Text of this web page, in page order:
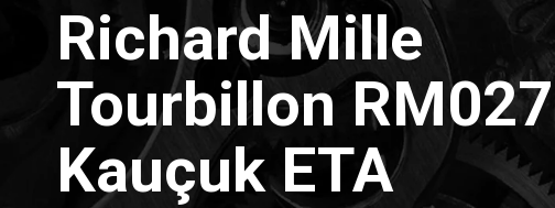
Richard Mille
Tourbillon
Kauçuk ETA